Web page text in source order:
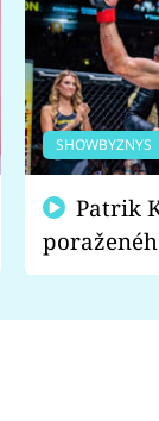
SHOWBYZNYS
fanoušci